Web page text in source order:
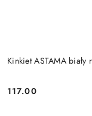
Kinkiet ASTAMA
Cena:
117.00